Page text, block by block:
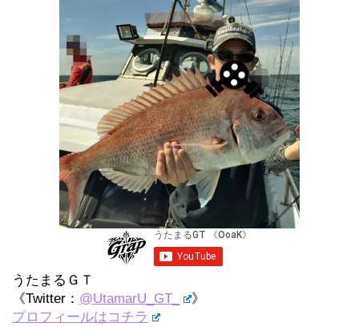
うたまるＧＴ
《Twitter： @UtamarU_GT_
》
プロフィールはコチラ